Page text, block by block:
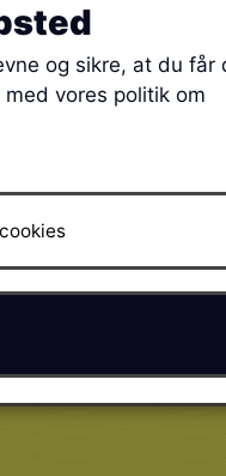
og sikre, at du får
vores politik om